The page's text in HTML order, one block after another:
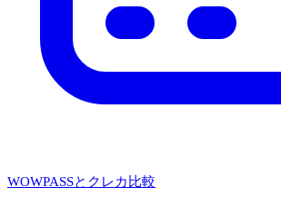
WOWPASSとクレカ比較